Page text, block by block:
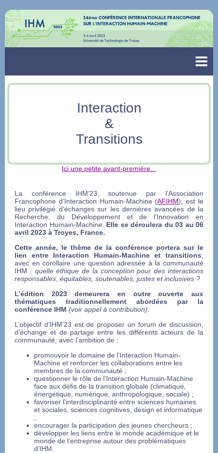
Interaction
&
Transitions
Ici une petite avant-première...
La conférence IHM'23, soutenue par l’Association
Francophone d’Interaction Humain-Machine (AFIHM), est le
lieu privilégié d’échanges sur les dernières avancées de la
Recherche, du Développement et de l'Innovation en
Interaction Humain-Machine. Elle se déroulera du 03 au 06
avril 2023 à Troyes, France.
Cette année, le thème de la conférence portera sur le
lien entre Interaction Humain-Machine et transitions
avec en corollaire une question adressée à la communauté
IHM : quelle éthique de la conception pour des interactions
responsables, équitables, soutenables, justes et inclusives ?
L’édition 2023 demeurera en outre ouverte aux
thématiques traditionnellement abordées par la
conférence IHM (voir appel à contribution)
L’objectif d’IHM’23 est de proposer un forum de discussion,
d’échange et de partage entre les différents acteurs de la
communauté, avec l’ambition de :
promouvoir le domaine de l’Interaction Humain-
Machine et renforcer les collaborations entre les
membres de la communauté ;
questionner le rôle de l’Interaction Humain-Machine
face aux défis de la transition globale (climatique,
énergétique, numérique, anthropologique, sociale) ;
favoriser l'interdisciplinarité entre sciences humaines
et sociales, sciences cognitives, design et informatique
;
encourager la participation des jeunes chercheurs ;
développer les liens entre le monde académique et le
monde de l’entreprise autour des problématiques
d’IHM.